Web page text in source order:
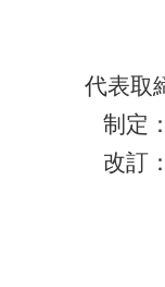
代表
制定
改訂